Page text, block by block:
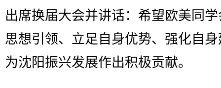
出席换届大会并讲话：希望欧美同
思想引领、立足自身优势、强化自
为沈阳振兴发展作出积极贡献。